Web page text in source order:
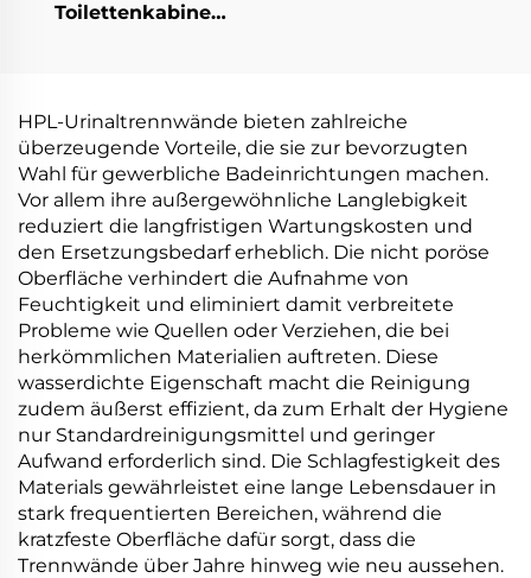
Toilettenkabine
Möbel- und
Hoteldesign
Anwendungen
günstiger Preis
HPL-Urinaltrennwände bieten zahlreiche
überzeugende Vorteile, die sie zur bevorzugten
Wahl für gewerbliche Badeinrichtungen machen.
Vor allem ihre außergewöhnliche Langlebigkeit
reduziert die langfristigen Wartungskosten und
den Ersetzungsbedarf erheblich. Die nicht poröse
Oberfläche verhindert die Aufnahme von
Feuchtigkeit und eliminiert damit verbreitete
Probleme wie Quellen oder Verziehen, die bei
herkömmlichen Materialien auftreten. Diese
wasserdichte Eigenschaft macht die Reinigung
zudem äußerst effizient, da zum Erhalt der Hygiene
nur Standardreinigungsmittel und geringer
Aufwand erforderlich sind. Die Schlagfestigkeit des
Materials gewährleistet eine lange Lebensdauer in
stark frequentierten Bereichen, während die
kratzfeste Oberfläche dafür sorgt, dass die
Trennwände über Jahre hinweg wie neu aussehen.